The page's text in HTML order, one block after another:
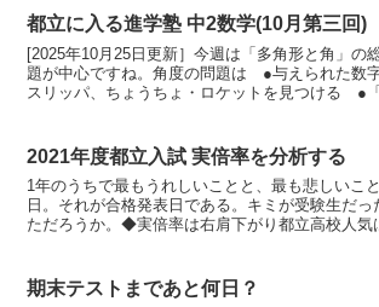
都立に入る進学塾 中2数学(10月第三回)
[2025年10月25日更新］今週は「多角形と角」の
題が中心ですね。角度の問題は ●与えられた数
スリッパ、ちょうちょ・ロケットを見つける ●
2021年度都立入試 実倍率を分析する
1年のうちで最もうれしいことと、最も悲しいこ
日。それが合格発表日である。キミが受験生だっ
ただろうか。◆実倍率は右肩下がり都立高校人気
期末テストまであと何日？